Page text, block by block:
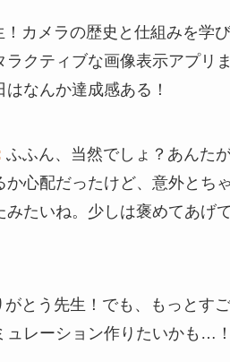
！カメラの歴史と仕組みを学び
ラクティブな画像表示アプリ
なんか達成感ある！
ふふん、当然でしょ？あんた
か心配だったけど、意外とち
みたいね。少しは褒めてあげ
がとう先生！でも、もっとすご
ュレーション作りたいかも…